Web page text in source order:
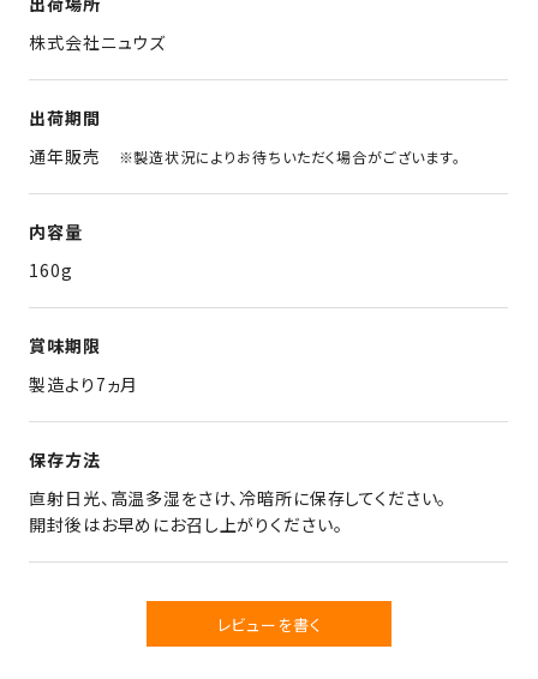
株式会社ニュウズ
出荷期間
通年販売
※製造状況によりお待ちいただく場合がございます。
内容量
160g
賞味期限
製造より7ヵ月
保存方法
直射日光、高温多湿をさけ、冷暗所に保存してください。
開封後はお早めにお召し上がりください。
レビューを書く